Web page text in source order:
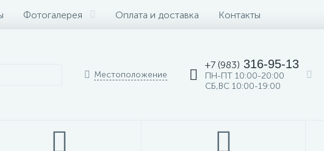
Фотогалерея Оплата и доставка Контакты
Местоположение
+7 (983) 316-95-13
ПН-ПТ 10:00-20:00
СБ,ВС 10:00-19:00